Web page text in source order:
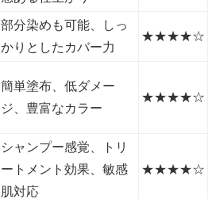
部分染めも可能、しっ
かりとしたカバー力
★★★★☆
簡単塗布、低ダメー
ジ、豊富なカラー
★★★★☆
シャンプー感覚、トリ
ートメント効果、敏感
肌対応
★★★★☆